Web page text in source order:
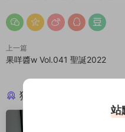
上一篇
果咩醬w Vol.041 聖誕2022
猜你喜歡
站